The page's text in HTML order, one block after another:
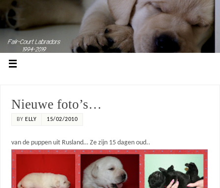
Nieuwe foto’s…
BY ELLY 15/02/2010
van de puppen uit Rusland… Ze zijn 15 dagen oud..